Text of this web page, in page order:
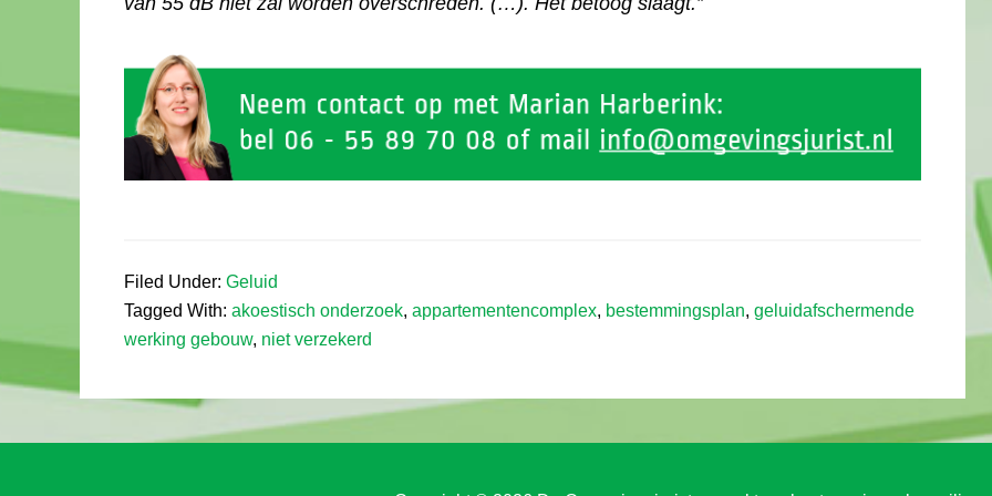
Filed Under: Geluid
Tagged With: akoestisch onderzoek, appartementencomplex, bestemmingsplan, geluidafschermende
werking gebouw, niet verzekerd